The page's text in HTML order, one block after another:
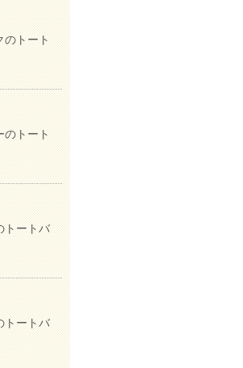
のトート
のトート
トートバ
トートバ